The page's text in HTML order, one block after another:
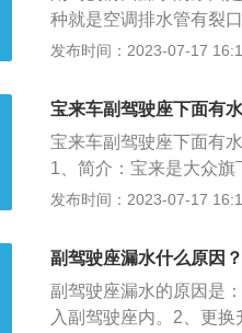
种就是空调排水管有裂
1、后排另一侧座位：经
一失。2、驾驶员后排座
现车祸的一刹那司机肯
可以算是车内最安全的
带，这在很大程度上保
况下，他们会本能的躲避
发布时间：2023-07-17
宝来车副驾驶座下面有
宝来车副驾驶座下面有
1、简介：宝来是大众
简约而对称的设计风格
与现款相比轮廓和灯组
流畅，同时采用了全新
发布时间：2023-07-17
副驾驶座漏水什么原因？
副驾驶座漏水的原因是
入副驾驶座内。2、更